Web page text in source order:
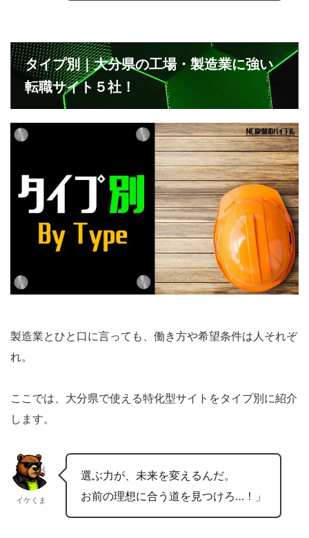
タイプ別｜大分県の工場・製造業に強い
転職サイト５社！
製造業とひと口に言っても、働き方や希望条件は人それぞ
れ。
ここでは、大分県で使える特化型サイトをタイプ別に紹介
します。
イケくま
選ぶ力が、未来を変えるんだ。
お前の理想に合う道を見つけろ…！」